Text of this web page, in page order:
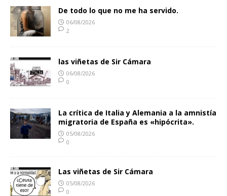
De todo lo que no me ha servido.
06/08/2026
2
las viñetas de Sir Cámara
06/08/2026
0
La crítica de Italia y Alemania a la amnistía
migratoria de España es «hipócrita».
05/08/2026
0
Las viñetas de Sir Cámara
05/08/2026
0